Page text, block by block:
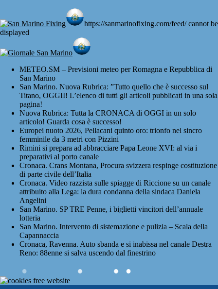
https://sanmarinofixing.com/feed/ cannot be
displayed
METEO.SM – Previsioni meteo per Romagna e Repubblica di
San Marino
San Marino. Nuova Rubrica: ”Tutto quello che è successo sul
Titano, OGGII! L’elenco di tutti gli articoli pubblicati in una sola
pagina!
Nuova Rubrica: Tutta la CRONACA di OGGI in un solo
articolo! Guarda cosa è successo!
Europei nuoto 2026, Pellacani quinto oro: trionfo nel sincro
femminile da 3 metri con Pizzini
Rimini si prepara ad abbracciare Papa Leone XVI: al via i
preparativi al porto canale
Cronaca. Crans Montana, Procura svizzera respinge costituzione
di parte civile dell’Italia
Cronaca. Video razzista sulle spiagge di Riccione su un canale
attribuito alla Lega: la dura condanna della sindaca Daniela
Angelini
San Marino. SP TRE Penne, i biglietti vincitori dell’annuale
lotteria
San Marino. Intervento di sistemazione e pulizia – Scala della
Capannaccia
Cronaca, Ravenna. Auto sbanda e si inabissa nel canale Destra
Reno: 88enne si salva uscendo dal finestrino
●